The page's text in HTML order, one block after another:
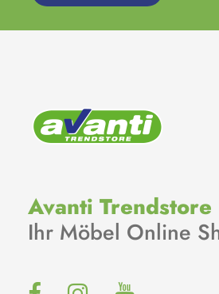
Avanti Trendstore
Ihr Möbel Online